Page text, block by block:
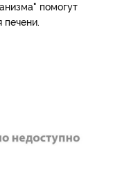
помогут
печени.